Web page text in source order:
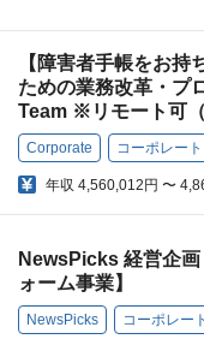
【障害者手帳をお
ための業務改革・プ
Team ※リモート可（
Corporate コーポレート
年収 4,560,012円 〜
NewsPicks 経営企
ォーム事業】
NewsPicks コーポレート